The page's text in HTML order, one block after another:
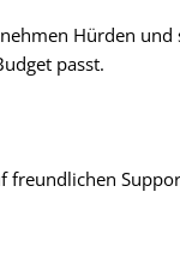
Hürden und
passt.
freundlichen